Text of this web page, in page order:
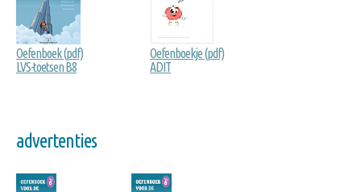
Oefenboek (pdf)
LVS-toetsen B8
Oefenboekje (pdf)
ADIT
advertenties